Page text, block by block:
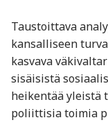
Taustoittava
kansalliseen
kasvava
sisäisistä
heikentää yleistä
poliittisia toimia